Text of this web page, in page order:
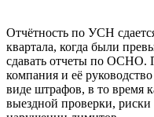
Отчётность по УСН
квартала, когда были
сдавать отчеты по ОСНО.
компания и её
виде штрафов, в то
выездной проверки, риски